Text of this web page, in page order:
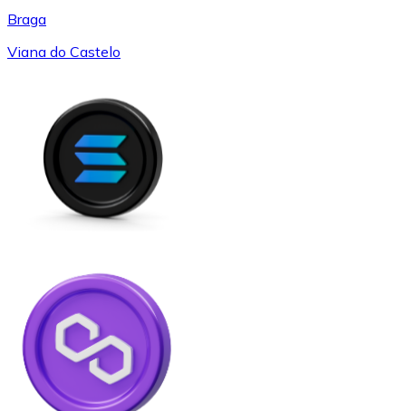
Braga
Viana do Castelo